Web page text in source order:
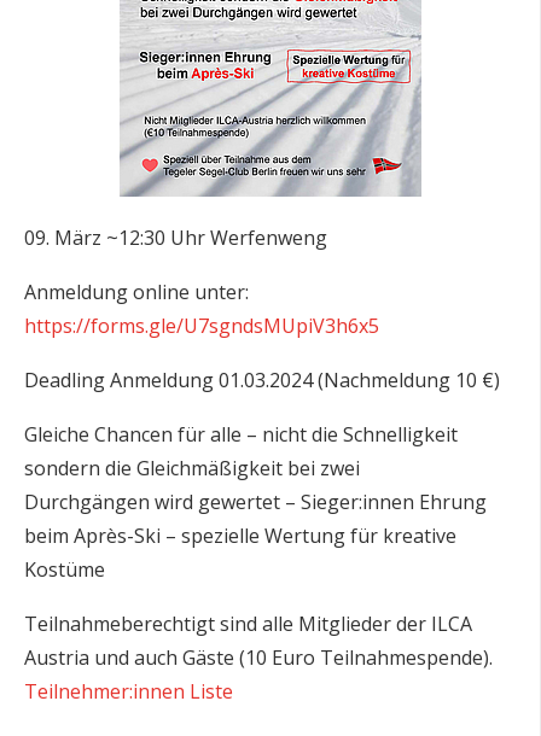
09. März ~12:30 Uhr Werfenweng
Anmeldung online unter:
https://forms.gle/U7sgndsMUpiV3h6x5
Deadling Anmeldung 01.03.2024 (Nachmeldung 10 €)
Gleiche Chancen für alle – nicht die Schnelligkeit
sondern die Gleichmäßigkeit bei zwei
Durchgängen wird gewertet – Sieger:innen Ehrung
beim Après-Ski – spezielle Wertung für kreative
Kostüme
Teilnahmeberechtigt sind alle Mitglieder der ILCA
Austria und auch Gäste (10 Euro Teilnahmespende).
Teilnehmer:innen Liste